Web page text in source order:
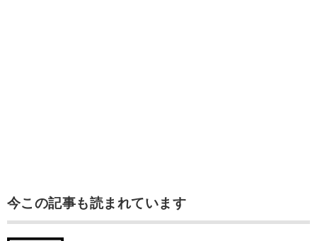
今この記事も読まれています